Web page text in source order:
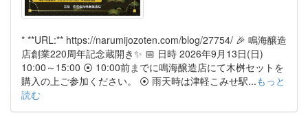
* **URL:** https://narumijozoten.com/blog/27754/ 🎉 鳴海醸造
店創業220周年記念蔵開き✨ 📅 日時 2026年9月13日(日)
10:00～15:00 ⦿ 10:00前までに鳴海醸造店にて木桝セットを
購入の上ご参加ください。 ⦿ 雨天時は津軽こみせ駅...もっと
読む